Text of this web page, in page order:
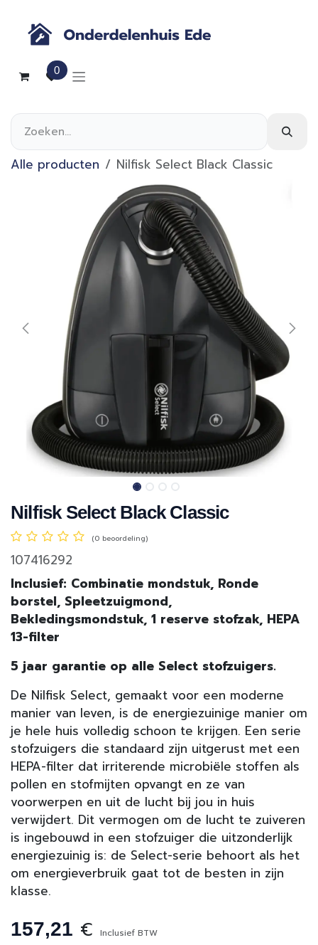
0
Alle producten Nilfisk Select Black Classic
Nilfisk Select Black Classic
(0 beoordeling)
107416292
Inclusief: Combinatie mondstuk, Ronde
borstel, Spleetzuigmond,
Bekledingsmondstuk, 1 reserve stofzak, HEPA
13-filter
5 jaar garantie op alle Select stofzuigers.
De Nilfisk Select, gemaakt voor een moderne
manier van leven, is de energiezuinige manier om
je hele huis volledig schoon te krijgen. Een serie
stofzuigers die standaard zijn uitgerust met een
HEPA-filter dat irriterende microbiële stoffen als
pollen en stofmijten opvangt en ze van
voorwerpen en uit de lucht bij jou in huis
verwijdert. Dit vermogen om de lucht te zuiveren
is ingebouwd in een stofzuiger die uitzonderlijk
energiezuinig is: de Select-serie behoort als het
om energieverbruik gaat tot de besten in zijn
klasse.
157,21 € Inclusief BTW